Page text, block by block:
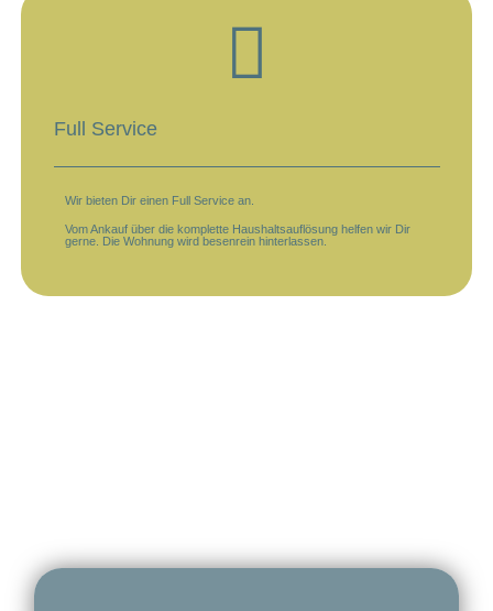
Full Service
Wir bieten Dir einen Full Service an.
Vom Ankauf über die komplette Haushaltsauflösung helfen wir Dir
gerne. Die Wohnung wird besenrein hinterlassen.